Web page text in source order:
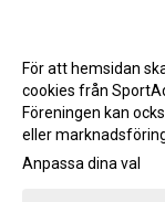
För att hemsidan
cookies från
Föreningen kan
eller
Anpassa dina val